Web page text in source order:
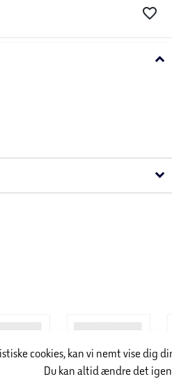
keyboard_arrow_down
keyboard_arrow_down
cookies, kan vi nemt vise dig
Du kan altid ændre det